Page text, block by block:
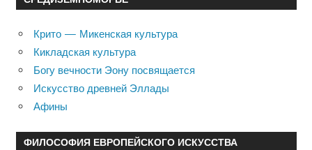
Крито — Микенская культура
Кикладская культура
Богу вечности Эону посвящается
Искусство древней Эллады
Афины
ФИЛОСОФИЯ ЕВРОПЕЙСКОГО ИСКУССТВА